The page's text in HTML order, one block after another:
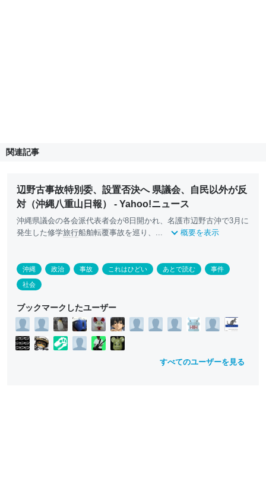
関連記事
辺野古事故特別委、設置否決へ 県議会、自民以外が反
対（沖縄八重山日報） - Yahoo!ニュース
沖縄県議会の各会派代表者会が8日開かれ、名護市辺野古沖で3月に
発生した修学旅行船舶転覆事故を巡り、... 概要を表示
沖縄 政治 事故 これはひどい あとで読む 事件
社会
ブックマークしたユーザー
すべてのユーザーを見る